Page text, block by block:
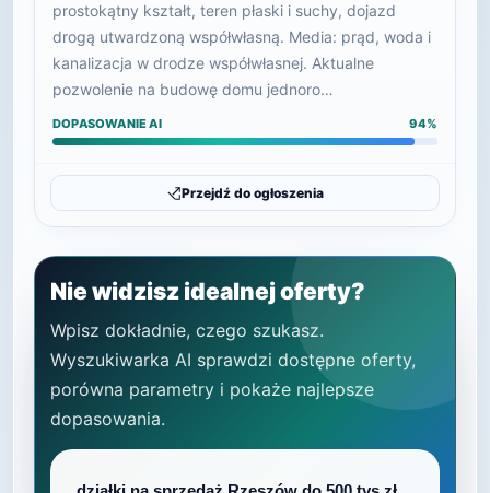
prostokątny kształt, teren płaski i suchy, dojazd
drogą utwardzoną współwłasną. Media: prąd, woda i
kanalizacja w drodze współwłasnej. Aktualne
pozwolenie na budowę domu jednoro…
DOPASOWANIE AI 94%
Przejdź do ogłoszenia
Nie widzisz idealnej oferty?
Wpisz dokładnie, czego szukasz.
Wyszukiwarka AI sprawdzi dostępne oferty,
porówna parametry i pokaże najlepsze
dopasowania.